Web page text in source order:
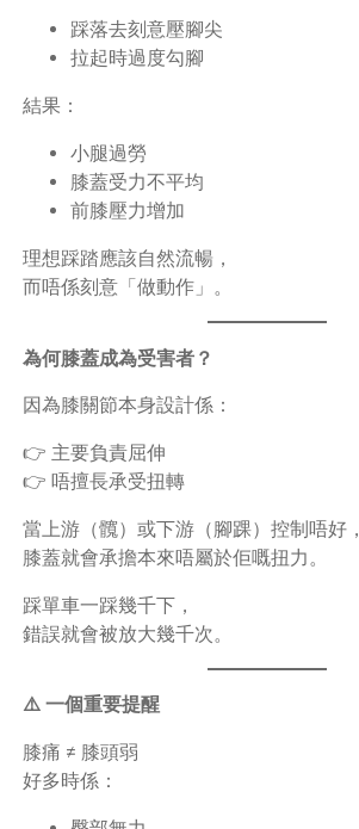
踩落去刻意壓腳尖
拉起時過度勾腳
結果：
小腿過勞
膝蓋受力不平均
前膝壓力增加
理想踩踏應該自然流暢，
而唔係刻意「做動作」。
為何膝蓋成為受害者？
因為膝關節本身設計係：
👉 主要負責屈伸
👉 唔擅長承受扭轉
當上游（髖）或下游（腳踝）控制唔好，
膝蓋就會承擔本來唔屬於佢嘅扭力。
踩單車一踩幾千下，
錯誤就會被放大幾千次。
⚠️ 一個重要提醒
膝痛 ≠ 膝頭弱
好多時係：